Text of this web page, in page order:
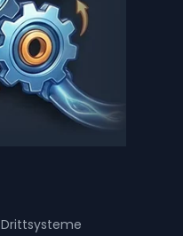
Drittsysteme